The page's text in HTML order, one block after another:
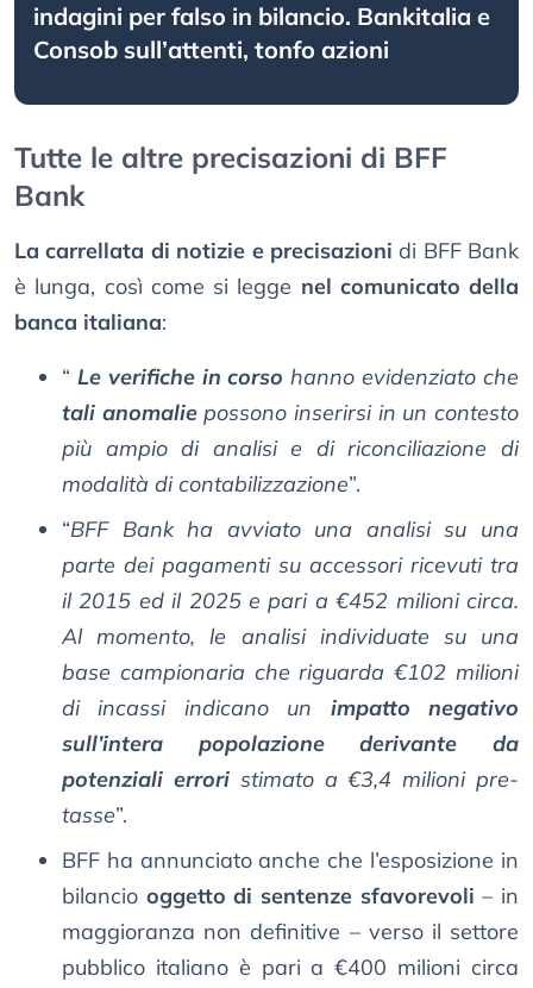
indagini per falso in bilancio. Bankitalia e
Consob sull’attenti, tonfo azioni
Tutte le altre precisazioni di BFF
Bank
La carrellata di notizie e precisazioni di BFF Bank
è lunga, così come si legge nel comunicato della
banca italiana:
“ Le verifiche in corso hanno evidenziato che
tali anomaliepossono inserirsi in un contesto
più ampio di analisi e di riconciliazione di
modalità di contabilizzazione”.
“BFF Bank ha avviato una analisi su una
parte dei pagamenti su accessori ricevuti tra
il 2015 ed il 2025 e pari a €452 milioni circa.
Al momento, le analisi individuate su una
base campionaria che riguarda €102 milioni
di incassi indicano un impatto negativo
sull’intera popolazione derivante da
potenziali erroristimato a €3,4 milioni pre-
tasse”.
BFF ha annunciato anche che l’esposizione in
bilancio oggetto di sentenze sfavorevoli – in
maggioranza non definitive – verso il settore
pubblico italiano è pari a €400 milioni circa